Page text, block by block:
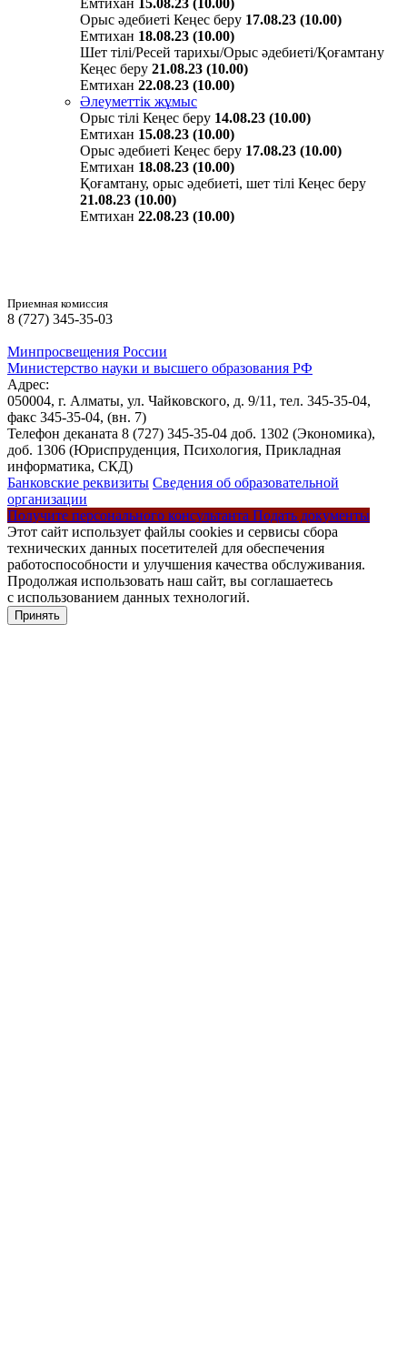
Орыс әдебиеті Кеңес беру 17.08.23 (10.00)
Емтихан 18.08.23 (10.00)
Шет тілі/Ресей тарихы/Орыс әдебиеті/Қоғамтану
Кеңес беру 21.08.23 (10.00)
Емтихан 22.08.23 (10.00)
Әлеуметтік жұмыс
Орыс тілі Кеңес беру 14.08.23 (10.00)
Емтихан 15.08.23 (10.00)
Орыс әдебиеті Кеңес беру 17.08.23 (10.00)
Емтихан 18.08.23 (10.00)
Қоғамтану, орыс әдебиеті, шет тілі Кеңес беру
21.08.23 (10.00)
Емтихан 22.08.23 (10.00)
Приемная комиссия
8 (727) 345-35-03
Минпросвещения России
Министерство науки и высшего образования РФ
Адрес:
050004, г. Алматы, ул. Чайковского, д. 9/11, тел. 345-35-04,
факс 345-35-04, (вн. 7)
Телефон деканата 8 (727) 345-35-04 доб. 1302 (Экономика),
доб. 1306 (Юриспруденция, Психология, Прикладная
информатика, СКД)
Банковские реквизиты Сведения об образовательной
организации
Получите персонального консультанта Подать документы
Этот сайт использует файлы cookies и сервисы сбора
технических данных посетителей для обеспечения
работоспособности и улучшения качества обслуживания.
Продолжая использовать наш сайт, вы соглашаетесь
с использованием данных технологий.
Принять